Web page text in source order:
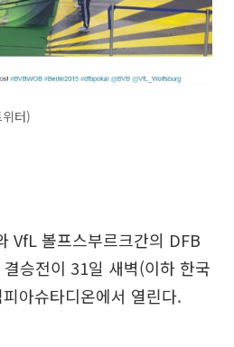
터)
VfL 볼프스부르크간의 DFB
승전이 31일 새벽(이하 한국
아슈타디온에서 열린다.